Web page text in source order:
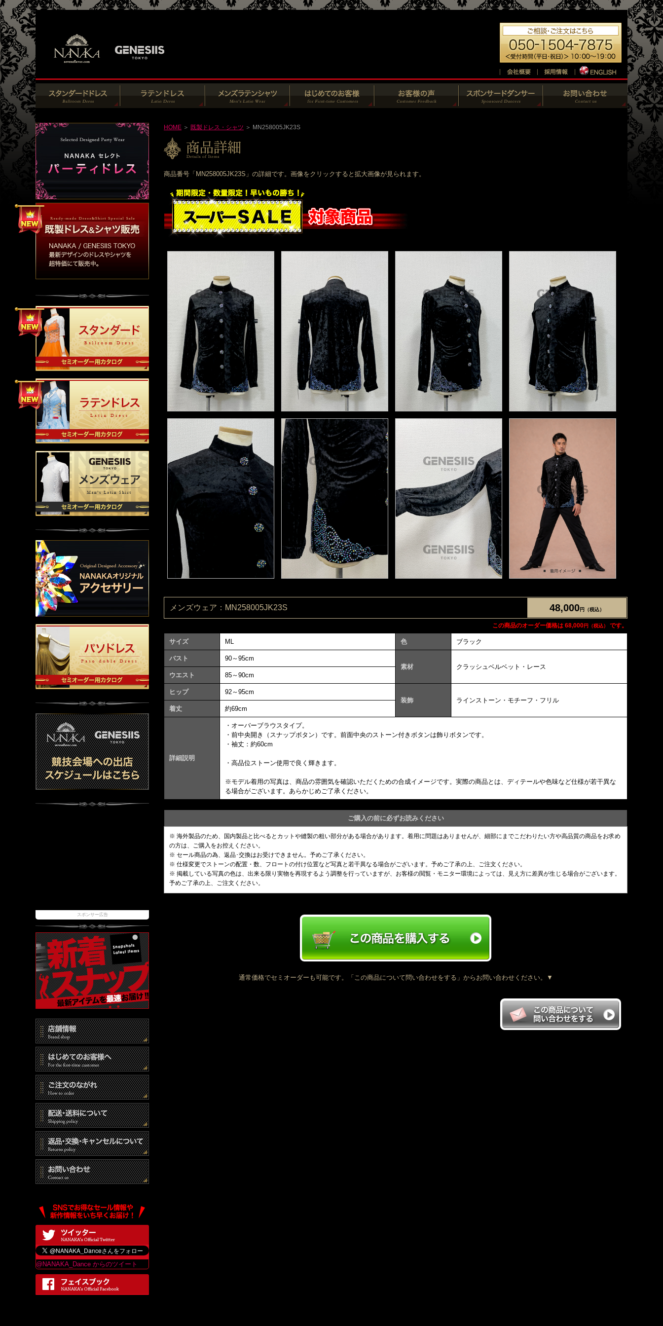
スポンサー広告
@NANAKA_Dance からのツイート
HOME ＞ 既製ドレス・シャツ ＞ MN258005JK23S
商品番号「MN258005JK23S」の詳細です。画像をクリックすると拡大画像が見られます。
メンズウェア：MN258005JK23S 48,000円（税込）
この商品のオーダー価格は 68,000円（税込） です。
サイズ ML 色 ブラック
バスト
90～95cm
素材
クラッシュベルベット・レース
ウエスト
85～90cm
ヒップ
92～95cm
装飾
ラインストーン・モチーフ・フリル
着丈
約69cm
詳細説明
・オーバーブラウスタイプ。
・前中央開き（スナップボタン）です。前面中央のストーン付きボタンは飾りボタンです。
・袖丈：約60cm
・高品位ストーン使用で良く輝きます。
※モデル着用の写真は、商品の雰囲気を確認いただくための合成イメージです。実際の商品とは、ディテールや色味など仕様が若干異な
る場合がございます。あらかじめご了承ください。
ご購入の前に必ずお読みください
※ 海外製品のため、国内製品と比べるとカットや縫製の粗い部分がある場合があります。着用に問題はありませんが、細部にまでこだわりたい方や高品質の商品をお求め
の方は、ご購入をお控えください。
※ セール商品の為、返品･交換はお受けできません。予めご了承ください。
※ 仕様変更でストーンの配置・数、フロートの付け位置など写真と若干異なる場合がございます。予めご了承の上、ご注文ください。
※ 掲載している写真の色は、出来る限り実物を再現するよう調整を行っていますが、お客様の閲覧・モニター環境によっては、見え方に差異が生じる場合がございます。
予めご了承の上、ご注文ください。
通常価格でセミオーダーも可能です。「この商品について問い合わせをする」からお問い合わせください。▼